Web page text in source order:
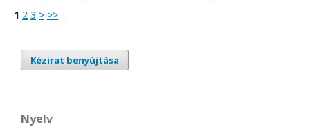
1 2 3 > >>
Kézirat benyújtása
Nyelv